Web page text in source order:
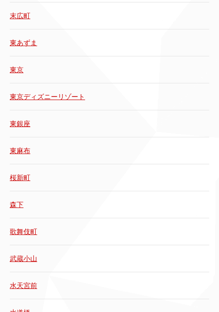
末広町
東あずま
東京
東京ディズニーリゾート
東銀座
東麻布
桜新町
森下
歌舞伎町
武蔵小山
水天宮前